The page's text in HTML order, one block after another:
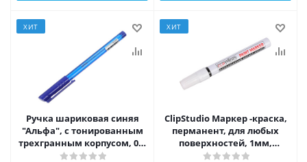
ХИТ
Ручка шариковая синяя
"Альфа", с тонированным
трехгранным корпусом, 0,7
мм, инд. маркировка
ХИТ
ClipStudio Маркер -краска,
перманент, для любых
поверхностей, 1мм,
черный, металл, краска